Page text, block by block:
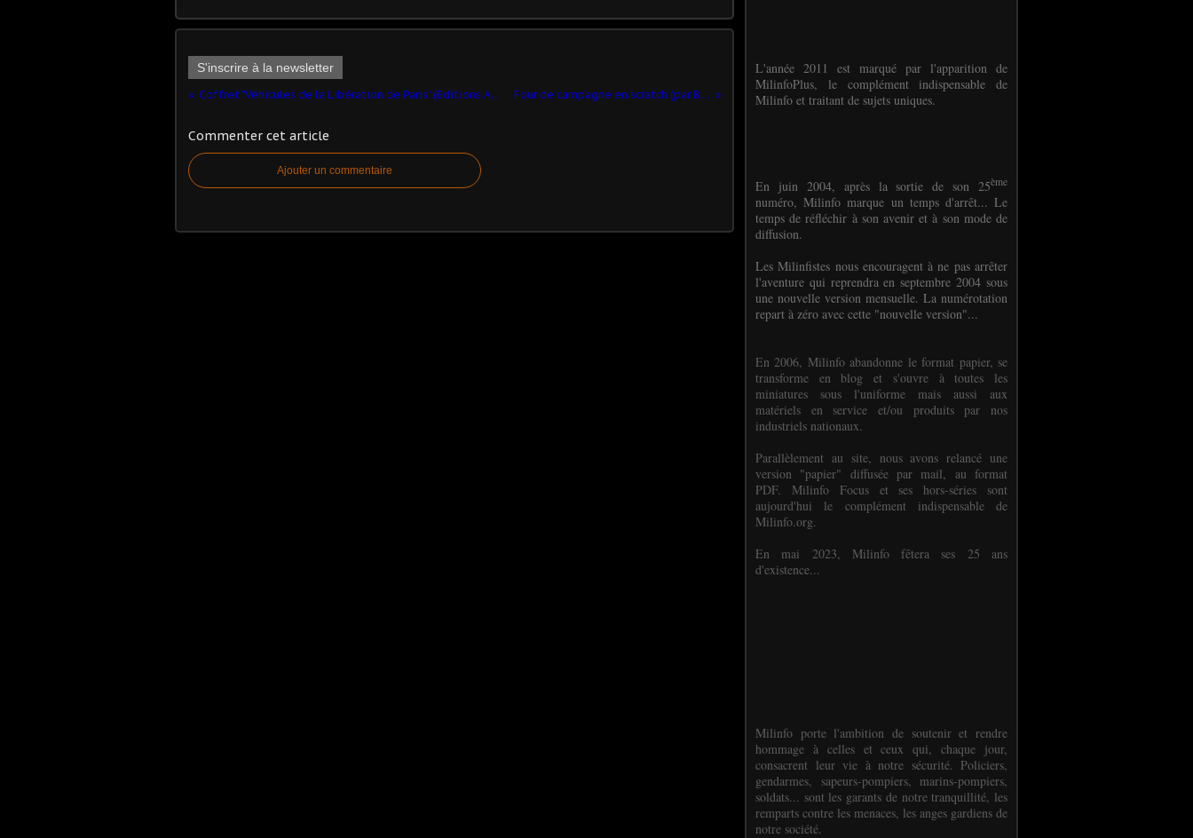
S'inscrire à la newsletter
Coffret "Véhicules de la Libération de Paris" (Editions Atlas) Four de campagne en scratch (par Bob)
Commenter cet article
Ajouter un commentaire
L'année 2011 est marqué par l'apparition de
MilinfoPlus, le complément indispensable de
Milinfo et traitant de sujets uniques.
En juin 2004, après la sortie de son 25ème
numéro, Milinfo marque un temps d'arrêt... Le
temps de réfléchir à son avenir et à son mode de
diffusion.
Les Milinfistes nous encouragent à ne pas arrêter
l'aventure qui reprendra en septembre 2004 sous
une nouvelle version mensuelle. La numérotation
repart à zéro avec cette "nouvelle version"...
En 2006, Milinfo abandonne le format papier, se
transforme en blog et s'ouvre à toutes les
miniatures sous l'uniforme mais aussi aux
matériels en service et/ou produits par nos
industriels nationaux.
Parallèlement au site, nous avons relancé une
version "papier" diffusée par mail, au format
PDF. Milinfo Focus et ses hors-séries sont
aujourd'hui le complément indispensable de
Milinfo.org.
En mai 2023, Milinfo fêtera ses 25 ans
d'existence...
Milinfo porte l'ambition de soutenir et rendre
hommage à celles et ceux qui, chaque jour,
consacrent leur vie à notre sécurité. Policiers,
gendarmes, sapeurs-pompiers, marins-pompiers,
soldats... sont les garants de notre tranquillité, les
remparts contre les menaces, les anges gardiens de
notre société.